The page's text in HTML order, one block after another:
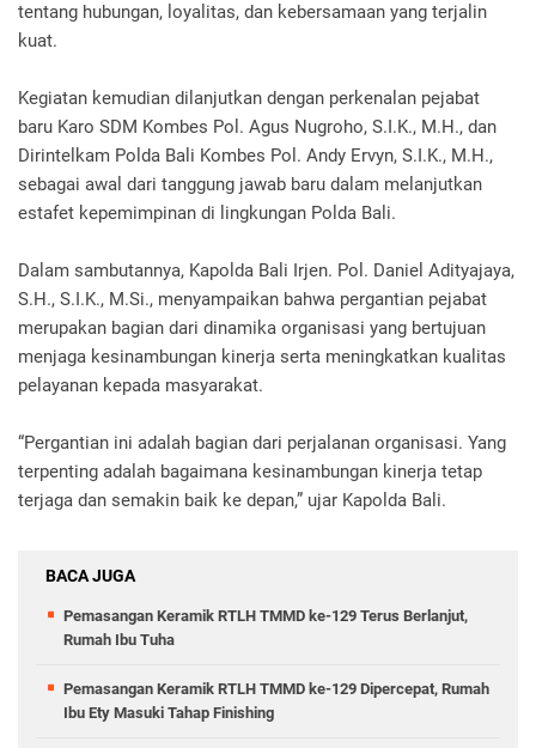
tentang hubungan, loyalitas, dan kebersamaan yang terjalin
kuat.
Kegiatan kemudian dilanjutkan dengan perkenalan pejabat
baru Karo SDM Kombes Pol. Agus Nugroho, S.I.K., M.H., dan
Dirintelkam Polda Bali Kombes Pol. Andy Ervyn, S.I.K., M.H.,
sebagai awal dari tanggung jawab baru dalam melanjutkan
estafet kepemimpinan di lingkungan Polda Bali.
Dalam sambutannya, Kapolda Bali Irjen. Pol. Daniel Adityajaya,
S.H., S.I.K., M.Si., menyampaikan bahwa pergantian pejabat
merupakan bagian dari dinamika organisasi yang bertujuan
menjaga kesinambungan kinerja serta meningkatkan kualitas
pelayanan kepada masyarakat.
“Pergantian ini adalah bagian dari perjalanan organisasi. Yang
terpenting adalah bagaimana kesinambungan kinerja tetap
terjaga dan semakin baik ke depan,” ujar Kapolda Bali.
BACA JUGA
Pemasangan Keramik RTLH TMMD ke-129 Terus Berlanjut,
Rumah Ibu Tuha
Pemasangan Keramik RTLH TMMD ke-129 Dipercepat, Rumah
Ibu Ety Masuki Tahap Finishing